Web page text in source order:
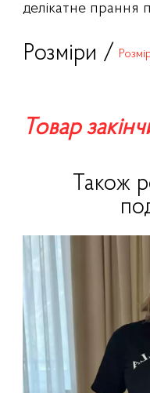
делікатне прання
Розміри /
Товар
Також